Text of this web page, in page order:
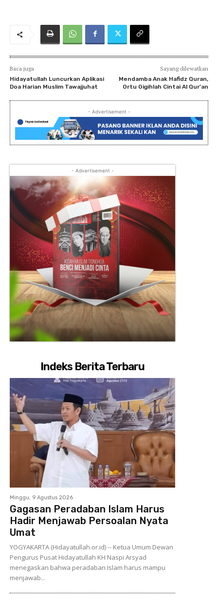
Baca juga
Hidayatullah Luncurkan Aplikasi
Doa Harian Muslim Tawajjuhat
Sayang dilewatkan
Mendamba Anak Hafidz Quran,
Ortu Gigihlah Cintai Al Qur’an
- Advertisement -
- Advertisement -
Indeks Berita Terbaru
Minggu, 9 Agustus 2026
Gagasan Peradaban Islam Harus
Hadir Menjawab Persoalan Nyata
Umat
YOGYAKARTA (Hidayatullah.or.id) -- Ketua Umum Dewan
Pengurus Pusat Hidayatullah KH Naspi Arsyad
menegaskan bahwa peradaban Islam harus mampu
menjawab...